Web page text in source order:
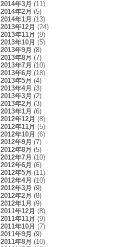
2014年3月 (11)
2014年2月 (5)
2014年1月 (13)
2013年12月 (24)
2013年11月 (9)
2013年10月 (5)
2013年9月 (8)
2013年8月 (7)
2013年7月 (10)
2013年6月 (18)
2013年5月 (4)
2013年4月 (3)
2013年3月 (2)
2013年2月 (3)
2013年1月 (6)
2012年12月 (8)
2012年11月 (5)
2012年10月 (6)
2012年9月 (7)
2012年8月 (5)
2012年7月 (10)
2012年6月 (6)
2012年5月 (11)
2012年4月 (10)
2012年3月 (9)
2012年2月 (8)
2012年1月 (9)
2011年12月 (8)
2011年11月 (9)
2011年10月 (7)
2011年9月 (9)
2011年8月 (10)